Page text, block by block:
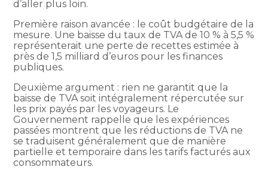
d’aller plus loin.
Première raison avancée : le coût budgétaire de la
mesure. Une baisse du taux de TVA de 10 % à 5,5 %
représenterait une perte de recettes estimée à
près de 1,5 milliard d’euros pour les finances
publiques.
Deuxième argument : rien ne garantit que la
baisse de TVA soit intégralement répercutée sur
les prix payés par les voyageurs. Le
Gouvernement rappelle que les expériences
passées montrent que les réductions de TVA ne
se traduisent généralement que de manière
partielle et temporaire dans les tarifs facturés aux
consommateurs.